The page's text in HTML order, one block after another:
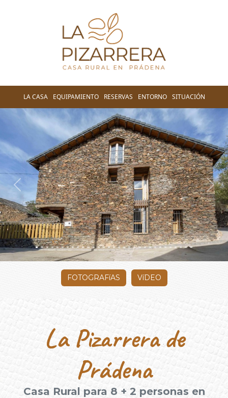
LA CASA EQUIPAMIENTO RESERVAS ENTORNO SITUACIÓN
Anterior
FOTOGRAFíAS VíDEO
La Pizarrera de
Prádena
Casa Rural para 8 + 2 personas en